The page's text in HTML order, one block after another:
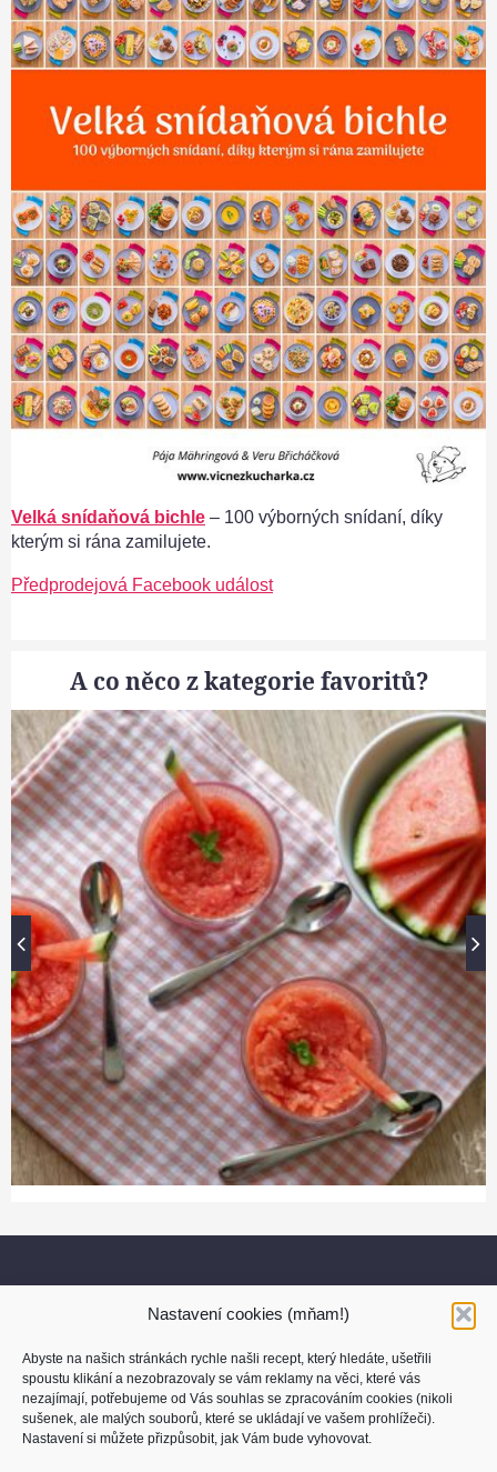
Nastavení cookies (mňam!)
Abyste na našich stránkách rychle našli recept, který hledáte, ušetřili
spoustu klikání a nezobrazovaly se vám reklamy na věci, které vás
nezajímají, potřebujeme od Vás souhlas se zpracováním cookies (nikoli
sušenek, ale malých souborů, které se ukládají ve vašem prohlížeči).
Nastavení si můžete přizpůsobit, jak Vám bude vyhovovat.
Velká snídaňová bichle – 100 výborných snídaní, díky
kterým si rána zamilujete.
Předprodejová Facebook událost
A co něco z kategorie favoritů?
O nás